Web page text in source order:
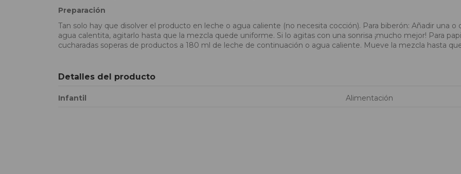
Preparación
Tan solo hay que disolver el producto en leche o agua caliente (no necesita cocción). Para biberón: Añadir una o
agua calentita, agitarlo hasta que la mezcla quede uniforme. Si lo agitas con una sonrisa ¡mucho mejor! Para
cucharadas soperas de productos a 180 ml de leche de continuación o agua caliente. Mueve la mezcla hasta
Detalles del producto
Infantil Alimentación